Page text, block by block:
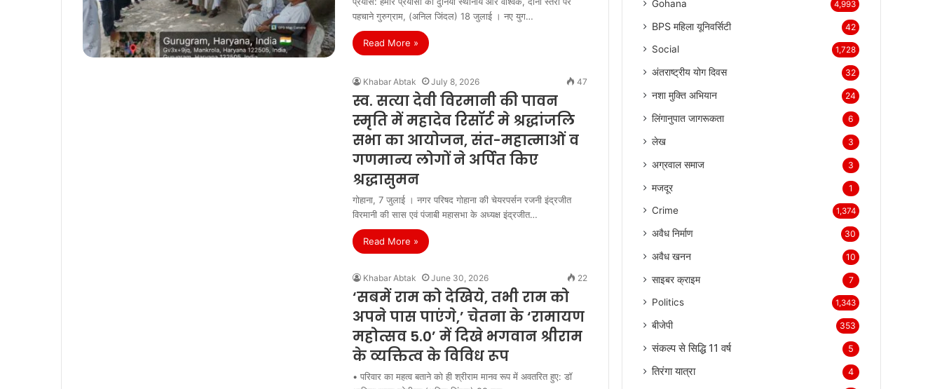
पहचाने गुरुग्राम, (अनिल जिंदल) 18 जुलाई । नए युग…
Read More »
Khabar Abtak July 8, 2026 47
स्व. सत्या देवी विरमानी की पावन
स्मृति में महादेव रिसॉर्ट मे श्रद्धांजलि
सभा का आयोजन, संत-महात्माओं व
गणमान्य लोगों ने अर्पित किए
श्रद्धासुमन
गोहाना, 7 जुलाई । नगर परिषद गोहाना की चेयरपर्सन रजनी इंद्रजीत
विरमानी की सास एवं पंजाबी महासभा के अध्यक्ष इंद्रजीत…
Read More »
Khabar Abtak June 30, 2026 22
‘सबमें राम को देखिये, तभी राम को
अपने पास पाएंगे,’ चेतना के ‘रामायण
महोत्सव 5.0’ में दिखे भगवान श्रीराम
के व्यक्तित्व के विविध रूप
• परिवार का महत्व बताने को ही श्रीराम मानव रूप में अवतरित हुए: डॉ
Gohana 4,993
BPS महिला यूनिवर्सिटी 42
Social 1,728
अंतराष्ट्रीय योग दिवस 32
नशा मुक्ति अभियान 24
लिंगानुपात जागरूकता 6
लेख 3
अग्रवाल समाज 3
मजदूर 1
Crime 1,374
अवैध निर्माण 30
अवैध खनन 10
साइबर क्राइम 7
Politics 1,343
बीजेपी 353
संकल्प से सिद्धि 11 वर्ष 5
तिरंगा यात्रा 4